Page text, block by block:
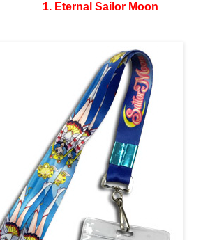
1. Eternal Sailor Moon